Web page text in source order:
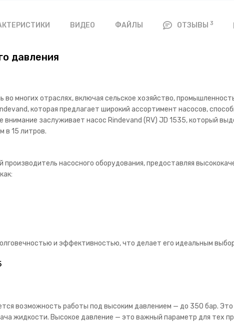
ВИДЕО ФАЙЛЫ ОТЗЫВЫ3
давления
многих отраслях, включая сельское хозяйство,
которая предлагает широкий ассортимент насосов,
внимание заслуживает насос Rindevand (RV) JD 1535, который
в 15 литров.
насосного оборудования, предоставляя
и эффективностью, что делает его идеальным
возможность работы под высоким давлением — до 350 бар. Это
жидкости. Высокое давление — это важный параметр для тех